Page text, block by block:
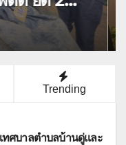
ระกอบการ
ณ์สู่ตลาด
Trending
ทศบาลตำบลบ้านดู่และ